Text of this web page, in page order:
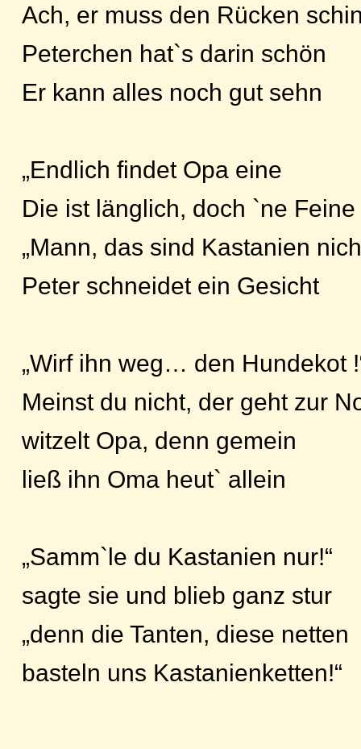
Ach, er muss den Rücken
Peterchen hat`s darin schön
Er kann alles noch gut sehn
„Endlich findet Opa eine
Die ist länglich, doch `ne Feine
„Mann, das sind Kastanien
Peter schneidet ein Gesicht
„Wirf ihn weg… den Hundekot
Meinst du nicht, der geht zur
witzelt Opa, denn gemein
ließ ihn Oma heut` allein
„Samm`le du Kastanien nur!“
sagte sie und blieb ganz stur
„denn die Tanten, diese netten
basteln uns Kastanienketten!“